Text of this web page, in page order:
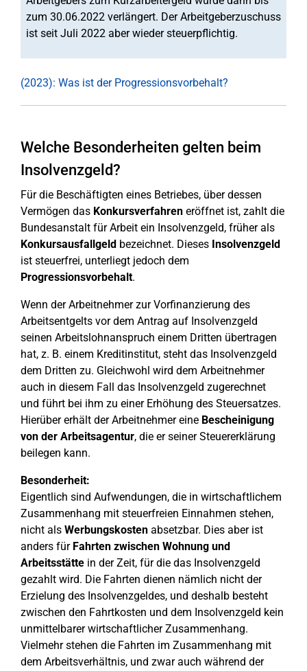
zum 30.06.2022 verlängert. Der Arbeitgeberzuschuss
ist seit Juli 2022 aber wieder steuerpflichtig.
(2023): Was ist der Progressionsvorbehalt?
Welche Besonderheiten gelten beim
Insolvenzgeld?
Für die Beschäftigten eines Betriebes, über dessen
Vermögen das Konkursverfahren eröffnet ist, zahlt die
Bundesanstalt für Arbeit ein Insolvenzgeld, früher als
Konkursausfallgeld bezeichnet. Dieses Insolvenzgeld
ist steuerfrei, unterliegt jedoch dem
Progressionsvorbehalt.
Wenn der Arbeitnehmer zur Vorfinanzierung des
Arbeitsentgelts vor dem Antrag auf Insolvenzgeld
seinen Arbeitslohnanspruch einem Dritten übertragen
hat, z. B. einem Kreditinstitut, steht das Insolvenzgeld
dem Dritten zu. Gleichwohl wird dem Arbeitnehmer
auch in diesem Fall das Insolvenzgeld zugerechnet
und führt bei ihm zu einer Erhöhung des Steuersatzes.
Hierüber erhält der Arbeitnehmer eine Bescheinigung
von der Arbeitsagentur, die er seiner Steuererklärung
beilegen kann.
Besonderheit:
Eigentlich sind Aufwendungen, die in wirtschaftlichem
Zusammenhang mit steuerfreien Einnahmen stehen,
nicht als Werbungskosten absetzbar. Dies aber ist
anders für Fahrten zwischen Wohnung und
Arbeitsstätte in der Zeit, für die das Insolvenzgeld
gezahlt wird. Die Fahrten dienen nämlich nicht der
Erzielung des Insolvenzgeldes, und deshalb besteht
zwischen den Fahrtkosten und dem Insolvenzgeld kein
unmittelbarer wirtschaftlicher Zusammenhang.
Vielmehr stehen die Fahrten im Zusammenhang mit
dem Arbeitsverhältnis, und zwar auch während der